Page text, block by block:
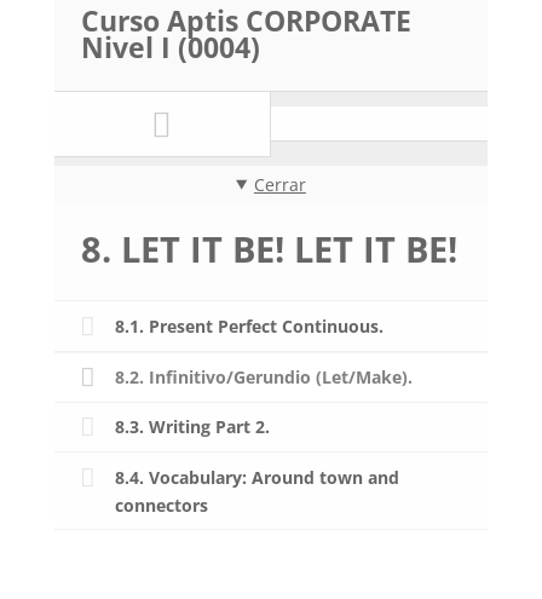
Curso Aptis CORPORATE
Nivel I (0004)
Cerrar
8. LET IT BE! LET IT BE!
8.1. Present Perfect Continuous.
8.2. Infinitivo/Gerundio (Let/Make).
8.3. Writing Part 2.
8.4. Vocabulary: Around town and
connectors